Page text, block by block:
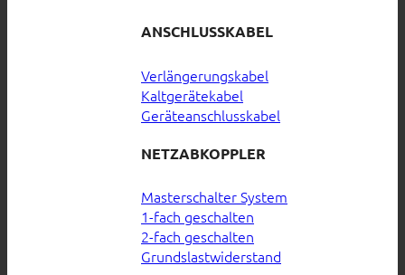
ANSCHLUSSKABEL
Verlängerungskabel
Kaltgerätekabel
Geräteanschlusskabel
NETZABKOPPLER
Masterschalter System
1-fach geschalten
2-fach geschalten
Grundslastwiderstand